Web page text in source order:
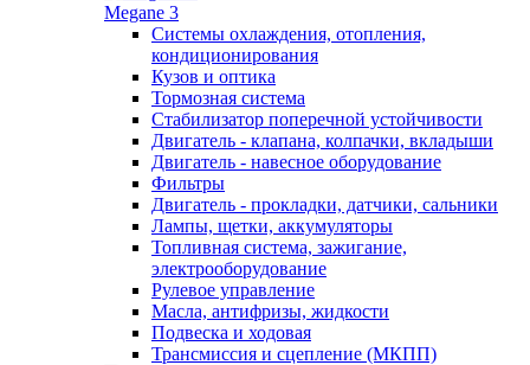
Megane 3
Системы охлаждения, отопления,
кондиционирования
Кузов и оптика
Тормозная система
Стабилизатор поперечной устойчивости
Двигатель - клапана, колпачки, вкладыши
Двигатель - навесное оборудование
Фильтры
Двигатель - прокладки, датчики, сальники
Лампы, щетки, аккумуляторы
Топливная система, зажигание,
электрооборудование
Рулевое управление
Масла, антифризы, жидкости
Подвеска и ходовая
Трансмиссия и сцепление (МКПП)